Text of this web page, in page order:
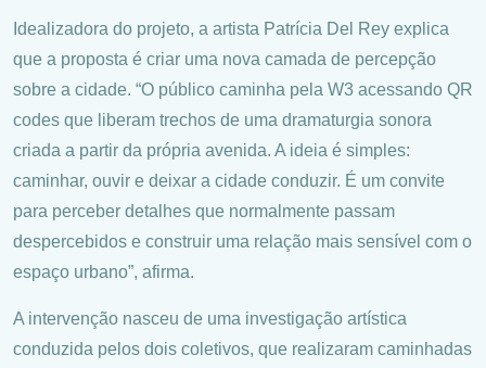
Idealizadora do projeto, a artista Patrícia Del Rey explica
que a proposta é criar uma nova camada de percepção
sobre a cidade. “O público caminha pela W3 acessando QR
codes que liberam trechos de uma dramaturgia sonora
criada a partir da própria avenida. A ideia é simples:
caminhar, ouvir e deixar a cidade conduzir. É um convite
para perceber detalhes que normalmente passam
despercebidos e construir uma relação mais sensível com o
espaço urbano”, afirma.
A intervenção nasceu de uma investigação artística
conduzida pelos dois coletivos, que realizaram caminhadas